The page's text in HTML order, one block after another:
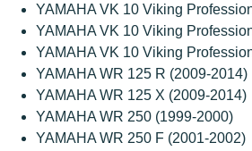
YAMAHA VK 10 Viking
YAMAHA VK 10 Viking
YAMAHA VK 10 Viking
YAMAHA WR 125 R (2009-2014)
YAMAHA WR 125 X (2009-2014)
YAMAHA WR 250 (1999-2000)
YAMAHA WR 250 F (2001-2002)